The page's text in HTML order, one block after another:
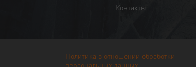
Контакты
Политика в отношении обработки
персональных данных